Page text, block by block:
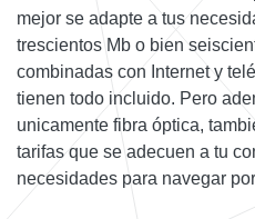
mejor se adapte a tus
trescientos Mb o bien
combinadas con Internet y
tienen todo incluido. Pero
unicamente fibra óptica,
tarifas que se adecuen a tu
necesidades para navegar